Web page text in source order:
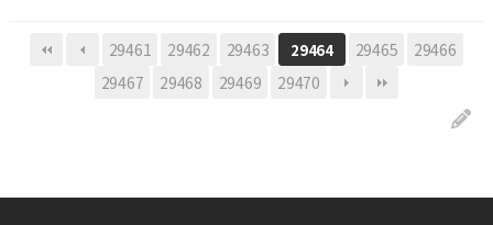
29461 29462 29463 29464 29465
29466
29467
29468 29469 29470